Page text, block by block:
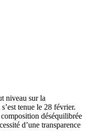
niveau sur la
tenue le 28 février.
déséquilibrée
d’une transparence